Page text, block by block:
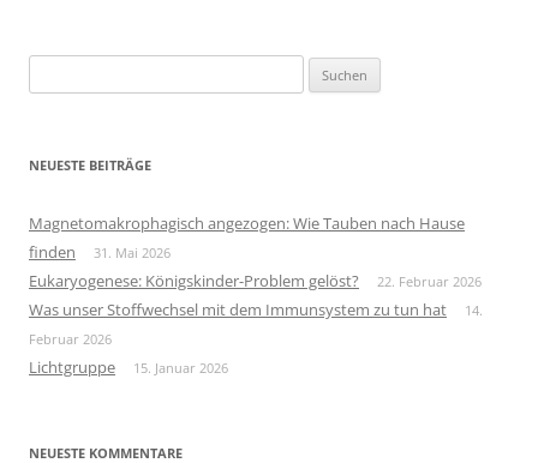
nach:
NEUESTE BEITRÄGE
Magnetomakrophagisch angezogen: Wie Tauben nach Hause
finden
31. Mai 2026
Eukaryogenese: Königskinder-Problem gelöst? 22. Februar 2026
Was unser Stoffwechsel mit dem Immunsystem zu tun hat
14.
Februar 2026
Lichtgruppe 15. Januar 2026
NEUESTE KOMMENTARE